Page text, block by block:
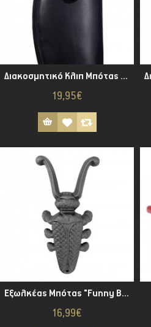
Διακοσμητικό Κλιπ Μπότας -Ida-
19,95€
Εξωλκέας Mπότας "Funny Bug"
16,99€